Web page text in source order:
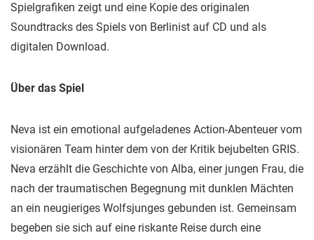
Spielgrafiken zeigt und eine Kopie des originalen
Soundtracks des Spiels von Berlinist auf CD und als
digitalen Download.
Über das Spiel
Neva ist ein emotional aufgeladenes Action-Abenteuer vom
visionären Team hinter dem von der Kritik bejubelten GRIS.
Neva erzählt die Geschichte von Alba, einer jungen Frau, die
nach der traumatischen Begegnung mit dunklen Mächten
an ein neugieriges Wolfsjunges gebunden ist. Gemeinsam
begeben sie sich auf eine riskante Reise durch eine